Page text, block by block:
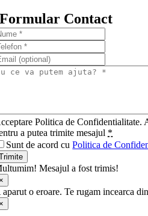
Formular Contact
Politica de Confidentialitate.
a putea trimite mesajul *
Sunt de acord cuPolitica de
Mesajul a fost trimis!
aparut o eroare. Te rugam incearca